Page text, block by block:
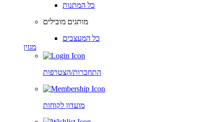
כל המתנות
מותגים מובילים
כל המעצבים
מגזין
התחברות/הצטרפות
מועדון לקוחות